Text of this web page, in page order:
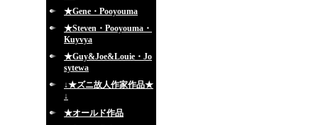
★Gene・Pooyouma
★Steven・Pooyouma・
Kuyvya
★Guy&Joe&Louie・Jo
sytewa
↓★ズニ故人作家作品★
↓
★オールド作品